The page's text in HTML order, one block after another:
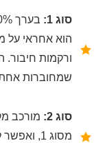
סוג 1:
הוא אחראי על
ורקמות חיבור.
שמחוברות
סוג 2:
מורכב
מסוג 1,